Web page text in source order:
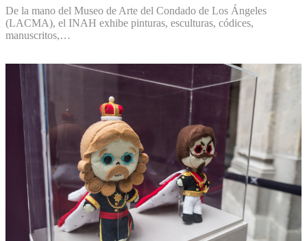
De la mano del Museo de Arte del Condado de Los Ángeles
(LACMA), el INAH exhibe pinturas, esculturas, códices,
manuscritos,…